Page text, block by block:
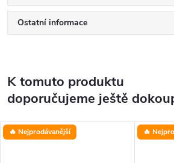
Ostatní informace
K tomuto produktu
doporučujeme ještě
🔥 Nejprodávanější 🔥